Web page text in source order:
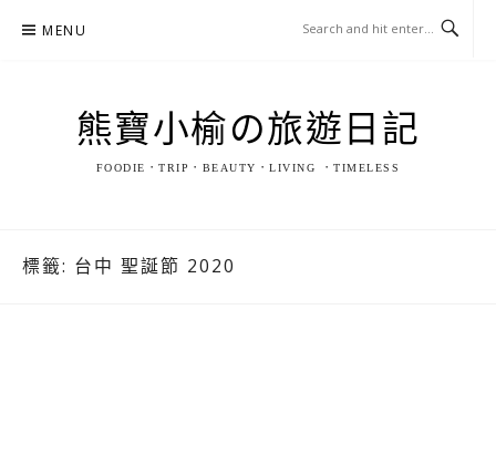
MENU
熊寶小榆の旅遊日記
FOODIE．TRIP．BEAUTY．LIVING ．TIMELESS
標籤: 台中 聖誕節 2020